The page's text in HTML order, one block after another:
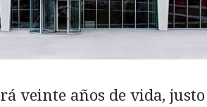
veinte años de vida,